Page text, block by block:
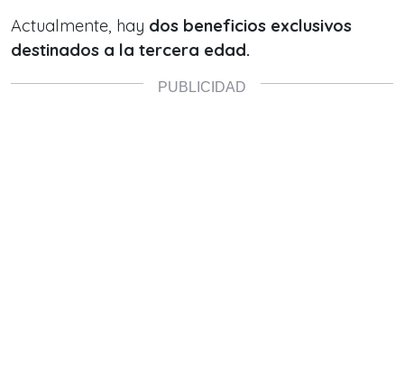
Actualmente, hay dos beneficios exclusivos
destinados a la tercera edad.